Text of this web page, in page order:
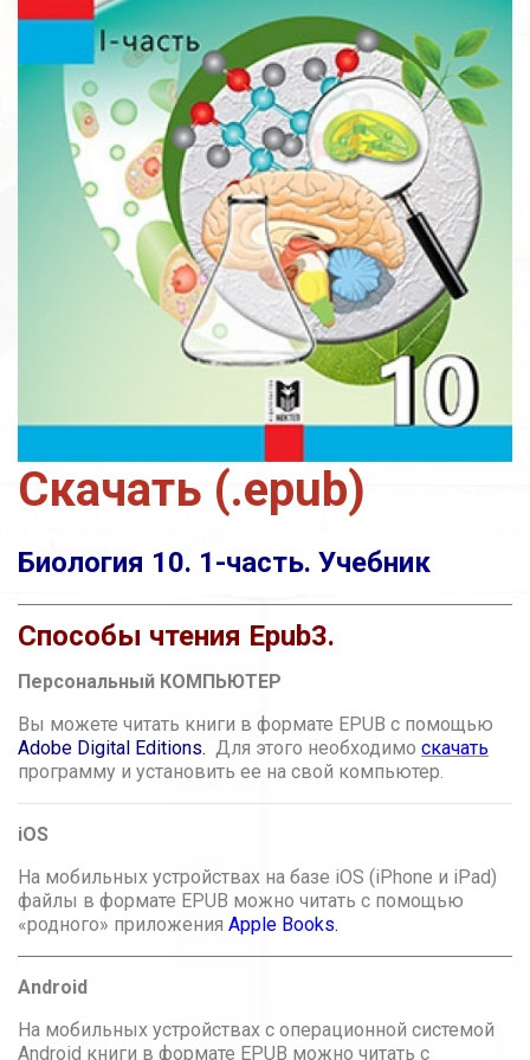
Скачать (.epub)
Биология 10. 1-часть. Учебник
Способы чтения Epub3.
Персональный КОМПЬЮТЕР
Вы можете читать книги в формате EPUB с помощью
Adobe Digital Editions. Для этого необходимо скачать
программу и установить ее на свой компьютер.
iOS
На мобильных устройствах на базе iOS (iPhone и iPad)
файлы в формате EPUB можно читать с помощью
«родного» приложения Apple Books.
Android
На мобильных устройствах с операционной системой
Android книги в формате EPUB можно читать с